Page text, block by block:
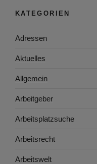
KATEGORIEN
Adressen
Aktuelles
Allgemein
Arbeitgeber
Arbeitsplatzsuche
Arbeitsrecht
Arbeitswelt